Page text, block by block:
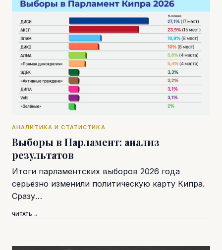
АНАЛИТИКА И СТАТИСТИКА
Выборы в Парламент: анализ
результатов
Итоги парламентских выборов 2026 года
серьёзно изменили политическую карту Кипра.
Сразу…
ЧИТАТЬ →